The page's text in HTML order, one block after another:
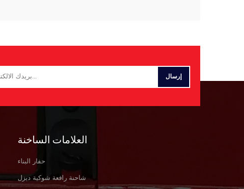
العلامات الساخنة
حفار البناء
شاحنة رافعة شوكية ديزل